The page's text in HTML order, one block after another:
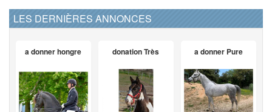
LES DERNIÈRES ANNONCES
a donner hongre donation Très a donner Pure